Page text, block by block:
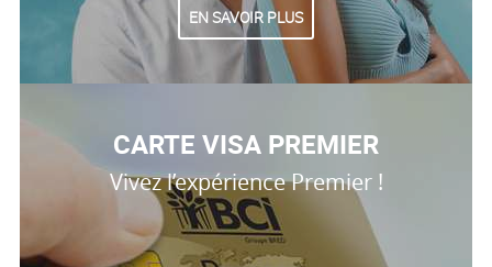
EN SAVOIR PLUS
CARTE VISA PREMIER
Vivez l’expérience Premier !